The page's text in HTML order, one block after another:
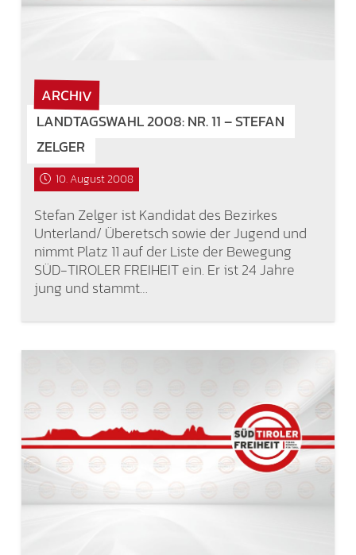
ARCHIV
LANDTAGSWAHL 2008: NR. 11 – STEFAN
ZELGER
10. August 2008
Stefan Zelger ist Kandidat des Bezirkes
Unterland/ Überetsch sowie der Jugend und
nimmt Platz 11 auf der Liste der Bewegung
SÜD-TIROLER FREIHEIT ein. Er ist 24 Jahre
jung und stammt…